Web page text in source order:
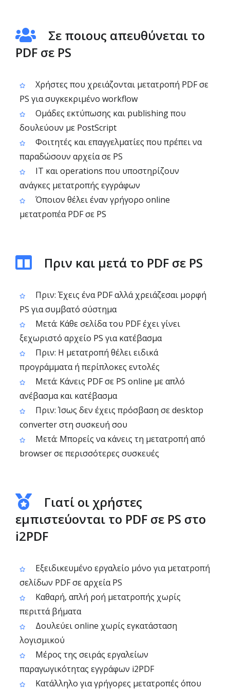
Σε ποιους απευθύνεται το
PDF σε PS
Χρήστες που χρειάζονται μετατροπή PDF σε
PS για συγκεκριμένο workflow
Ομάδες εκτύπωσης και publishing που
δουλεύουν με PostScript
Φοιτητές και επαγγελματίες που πρέπει να
παραδώσουν αρχεία σε PS
IT και operations που υποστηρίζουν
ανάγκες μετατροπής εγγράφων
Όποιον θέλει έναν γρήγορο online
μετατροπέα PDF σε PS
Πριν και μετά το PDF σε PS
Πριν: Έχεις ένα PDF αλλά χρειάζεσαι μορφή
PS για συμβατό σύστημα
Μετά: Κάθε σελίδα του PDF έχει γίνει
ξεχωριστό αρχείο PS για κατέβασμα
Πριν: Η μετατροπή θέλει ειδικά
προγράμματα ή περίπλοκες εντολές
Μετά: Κάνεις PDF σε PS online με απλό
ανέβασμα και κατέβασμα
Πριν: Ίσως δεν έχεις πρόσβαση σε desktop
converter στη συσκευή σου
Μετά: Μπορείς να κάνεις τη μετατροπή από
browser σε περισσότερες συσκευές
Γιατί οι χρήστες
εμπιστεύονται το PDF σε PS στο
i2PDF
Εξειδικευμένο εργαλείο μόνο για μετατροπή
σελίδων PDF σε αρχεία PS
Καθαρή, απλή ροή μετατροπής χωρίς
περιττά βήματα
Δουλεύει online χωρίς εγκατάσταση
λογισμικού
Μέρος της σειράς εργαλείων
παραγωγικότητας εγγράφων i2PDF
Κατάλληλο για γρήγορες μετατροπές όπου